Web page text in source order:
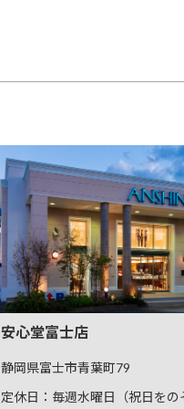
安心堂富士店
静岡県富士市青葉町79
定休日：毎週水曜日（祝日をの